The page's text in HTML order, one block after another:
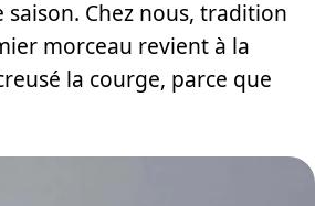
saison. Chez nous, tradition
morceau revient à la
la courge, parce que